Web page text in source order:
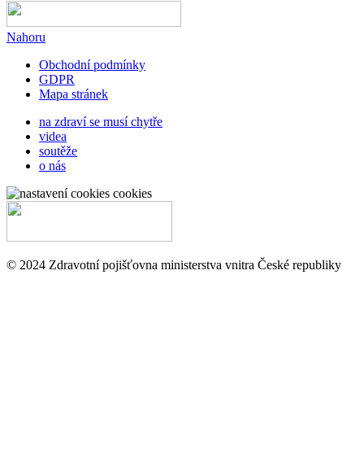
Nahoru
Obchodní podmínky
GDPR
Mapa stránek
na zdraví se musí chytře
videa
soutěže
o nás
cookies
© 2024 Zdravotní pojišťovna ministerstva vnitra České republiky